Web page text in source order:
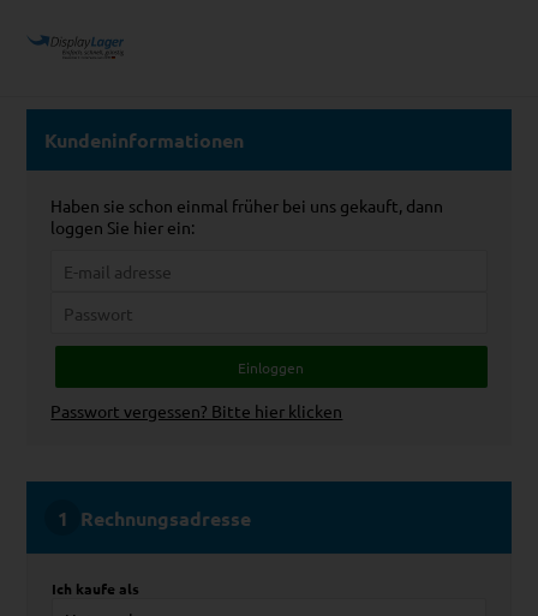
Kundeninformationen
Haben sie schon einmal früher bei uns gekauft, dann
loggen Sie hier ein:
Passwort vergessen? Bitte hier klicken
Rechnungsadresse
Ich kaufe als